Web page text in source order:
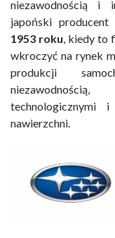
niezawodnością i
japoński
1953 roku , kiedy to
wkroczyć na rynek
produkcji
technologicznymi
nawierzchni.